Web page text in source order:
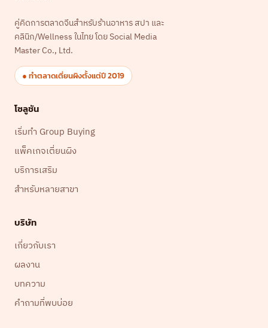
คู่คิดการตลาดจีนสำหรับร้านอาหาร สปา และ
คลินิก/Wellness ในไทย โดย Social Media
Master Co., Ltd.
● ทำตลาดเตี่ยนผิงตั้งแต่ปี 2019
โซลูชัน
เริ่มทำ Group Buying
แพ็คเกจเตี่ยนผิง
บริการเสริม
สำหรับหลายสาขา
บริษัท
เกี่ยวกับเรา
ผลงาน
บทความ
คำถามที่พบบ่อย